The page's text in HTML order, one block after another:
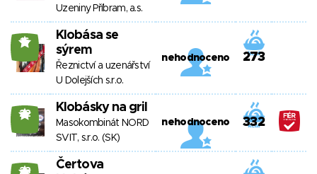
Uzeniny Příbram, a.s.
16
Klobása se
sýrem
Řeznictví a uzenářství
U Dolejších s.r.o.
nehodnoceno 273
22 Klobásky na gril
Masokombinát NORD
SVIT, s.r.o. (SK)
nehodnoceno 332
23
Čertova